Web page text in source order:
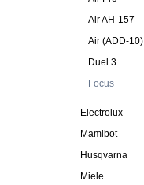
Air AH-157
Air (ADD-10)
Duel 3
Focus
Electrolux
Mamibot
Husqvarna
Miele